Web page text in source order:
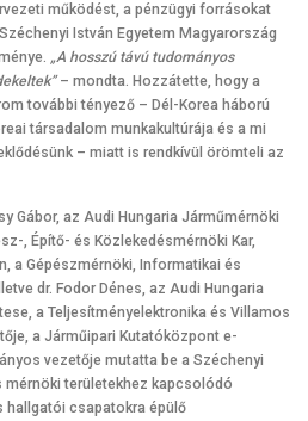
működést, a pénzügyi forrásokat
István Egyetem Magyarország
„A hosszú távú tudományos
– mondta. Hozzátette, hogy a
további tényező – Dél-Korea háború
társadalom munkakultúrája és a mi
– miatt is rendkívül örömteli az
Gábor, az Audi Hungaria Járműmérnöki
, Építő- és Közlekedésmérnöki Kar,
a Gépészmérnöki, Informatikai és
dr. Fodor Dénes, az Audi Hungaria
a Teljesítményelektronika és Villamos
a Járműipari Kutatóközpont e-
vezetője mutatta be a Széchenyi
területekhez kapcsolódó
csapatokra épülő